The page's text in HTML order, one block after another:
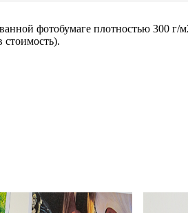
фотобумаге плотностью 300 г/
стоимость).